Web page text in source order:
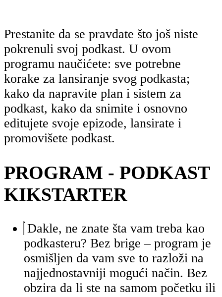
Prestanite da se pravdate što još niste
pokrenuli svoj podkast. U ovom
programu naučićete: sve potrebne
korake za lansiranje svog podkasta;
kako da napravite plan i sistem za
podkast, kako da snimite i osnovno
editujete svoje epizode, lansirate i
promovišete podkast.
PROGRAM - PODKAST
KIKSTARTER
Dakle, ne znate šta vam treba kao
podkasteru? Bez brige – program je
osmišljen da vam sve to razloži na
najjednostavniji mogući način. Bez
obzira da li ste na samom početku ili